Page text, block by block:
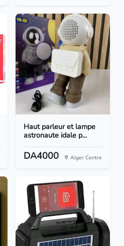
Haut parleur et lampe
astronaute idale p...
DA4000 Alger Centre